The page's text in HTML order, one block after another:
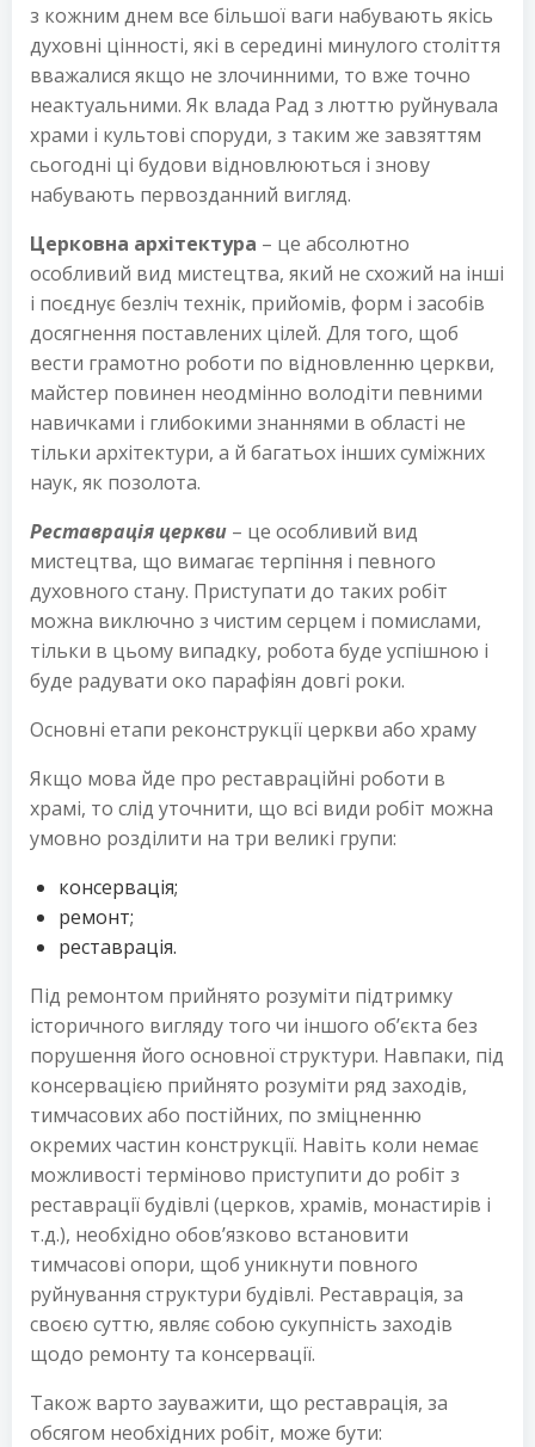
з кожним днем ​​все більшої ваги набувають якісь
духовні цінності, які в середині минулого століття
вважалися якщо не злочинними, то вже точно
неактуальними. Як влада Рад з люттю руйнувала
храми і культові споруди, з таким же завзяттям
сьогодні ці будови відновлюються і знову
набувають первозданний вигляд.
Церковна архітектура – це абсолютно
особливий вид мистецтва, який не схожий на інші
і поєднує безліч технік, прийомів, форм і засобів
досягнення поставлених цілей. Для того, щоб
вести грамотно роботи по відновленню церкви,
майстер повинен неодмінно володіти певними
навичками і глибокими знаннями в області не
тільки архітектури, а й багатьох інших суміжних
наук, як позолота.
Реставрація церкви – це особливий вид
мистецтва, що вимагає терпіння і певного
духовного стану. Приступати до таких робіт
можна виключно з чистим серцем і помислами,
тільки в цьому випадку, робота буде успішною і
буде радувати око парафіян довгі роки.
Основні етапи реконструкції церкви або храму
Якщо мова йде про реставраційні роботи в
храмі, то слід уточнити, що всі види робіт можна
умовно розділити на три великі групи:
консервація;
ремонт;
реставрація.
Під ремонтом прийнято розуміти підтримку
історичного вигляду того чи іншого об’єкта без
порушення його основної структури. Навпаки, під
консервацією прийнято розуміти ряд заходів,
тимчасових або постійних, по зміцненню
окремих частин конструкції. Навіть коли немає
можливості терміново приступити до робіт з
реставрації будівлі (церков, храмів, монастирів і
т.д.), необхідно обов’язково встановити
тимчасові опори, щоб уникнути повного
руйнування структури будівлі. Реставрація, за
своєю суттю, являє собою сукупність заходів
щодо ремонту та консервації.
Також варто зауважити, що реставрація, за
обсягом необхідних робіт, може бути: